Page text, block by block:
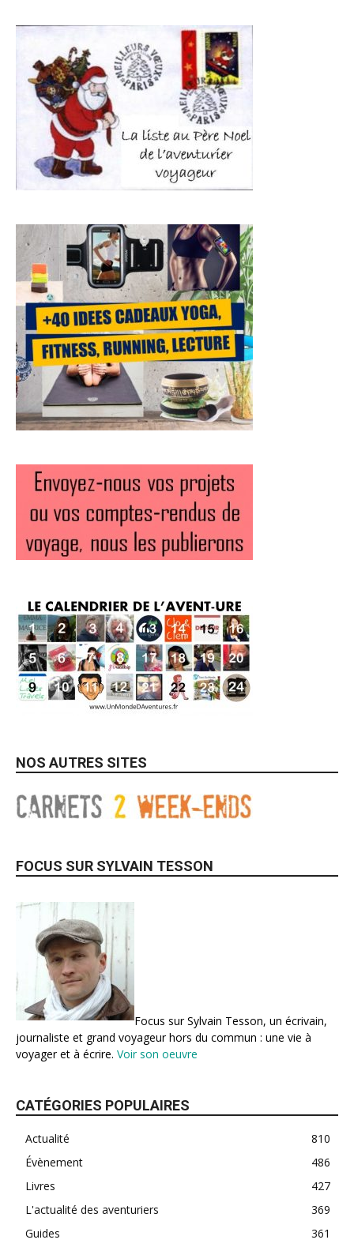
NOS AUTRES SITES
FOCUS SUR SYLVAIN TESSON
Focus sur Sylvain Tesson, un écrivain,
journaliste et grand voyageur hors du commun : une vie à
voyager et à écrire. Voir son oeuvre
CATÉGORIES POPULAIRES
Actualité
810
Évènement
486
Livres
427
L'actualité des aventuriers
369
Guides
361